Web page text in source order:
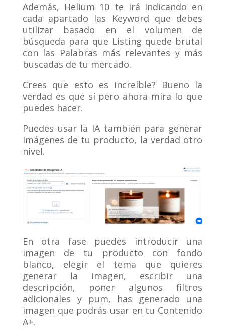
Además, Helium 10 te irá indicando en
cada apartado las Keyword que debes
utilizar basado en el volumen de
búsqueda para que Listing quede brutal
con las Palabras más relevantes y más
buscadas de tu mercado.
Crees que esto es increíble? Bueno la
verdad es que sí pero ahora mira lo que
puedes hacer.
Puedes usar la IA también para generar
Imágenes de tu producto, la verdad otro
nivel.
En otra fase puedes introducir una
imagen de tu producto con fondo
blanco, elegir el tema que quieres
generar la imagen, escribir una
descripción, poner algunos filtros
adicionales y pum, has generado una
imagen que podrás usar en tu Contenido
A+.